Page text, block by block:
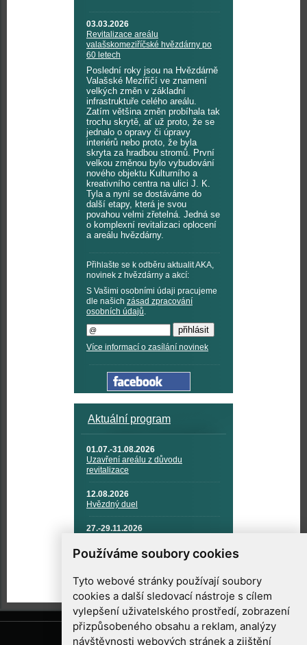
Používáme soubory cookies
Tyto webové stránky používají soubory
cookies a další sledovací nástroje s cílem
vylepšení uživatelského prostředí, zobrazení
přizpůsobeného obsahu a reklam, analýzy
návštěvnosti webových stránek a zjištění
03.03.2026
Revitalizace areálu
valašskomeziříčské hvězdárny po
60 letech
Poslední roky jsou na Hvězdárně
Valašské Meziříčí ve znamení
velkých změn v základní
infrastruktuře celého areálu.
Zatím většina změn probíhala tak
trochu skrytě, ať už proto, že se
jednalo o opravy či úpravy
interiérů nebo proto, že byla
skryta za hradbou stromů. První
velkou změnou bylo vybudování
nového objektu Kulturního a
kreativního centra na ulici J. K.
Tyla a nyní se dostáváme do
další etapy, která je svou
povahou velmi zřetelná. Jedná se
o komplexní revitalizaci oplocení
a areálu hvězdárny.
Přihlašte se k odběru aktualit AKA,
novinek z hvězdárny a akcí:
S Vašimi osobními údaji pracujeme
dle našich zásad zpracování
osobních údajů.
Více informací o zasílání novinek
Aktuální program
01.07.-31.08.2026
Uzavření areálu z důvodu
revitalizace
12.08.2026
Hvězdný duel
27.-29.11.2026
TECHNIKA A KOSMICKÉ
TECHNOLOGIE